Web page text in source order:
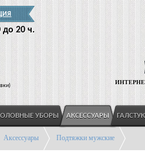
до 20 ч.
УБОРЫ АКСЕССУАРЫ
Аксессуары Подтяжки мужские